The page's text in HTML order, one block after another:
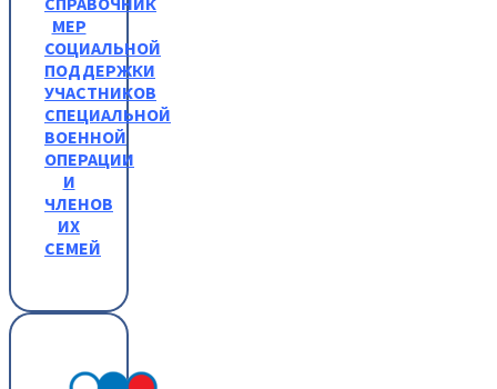
МЕР
СОЦИАЛЬНОЙ
ПОДДЕРЖКИ
УЧАСТНИКОВ
СПЕЦИАЛЬНОЙ
ВОЕННОЙ
ОПЕРАЦИИ
И
ЧЛЕНОВ
ИХ
СЕМЕЙ